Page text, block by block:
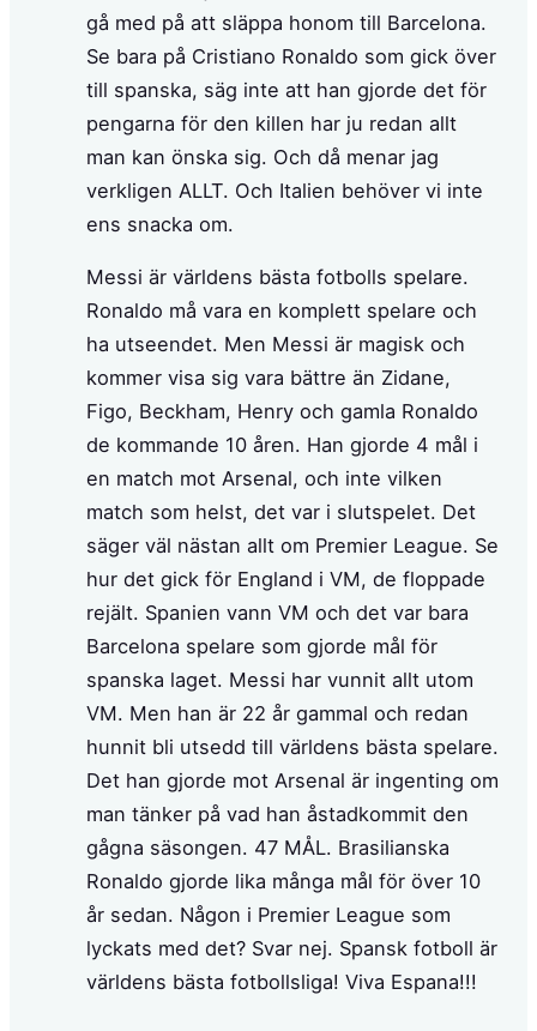
gå med på att släppa honom till Barcelona.
Se bara på Cristiano Ronaldo som gick över
till spanska, säg inte att han gjorde det för
pengarna för den killen har ju redan allt
man kan önska sig. Och då menar jag
verkligen ALLT. Och Italien behöver vi inte
ens snacka om.
Messi är världens bästa fotbolls spelare.
Ronaldo må vara en komplett spelare och
ha utseendet. Men Messi är magisk och
kommer visa sig vara bättre än Zidane,
Figo, Beckham, Henry och gamla Ronaldo
de kommande 10 åren. Han gjorde 4 mål i
en match mot Arsenal, och inte vilken
match som helst, det var i slutspelet. Det
säger väl nästan allt om Premier League. Se
hur det gick för England i VM, de floppade
rejält. Spanien vann VM och det var bara
Barcelona spelare som gjorde mål för
spanska laget. Messi har vunnit allt utom
VM. Men han är 22 år gammal och redan
hunnit bli utsedd till världens bästa spelare.
Det han gjorde mot Arsenal är ingenting om
man tänker på vad han åstadkommit den
gågna säsongen. 47 MÅL. Brasilianska
Ronaldo gjorde lika många mål för över 10
år sedan. Någon i Premier League som
lyckats med det? Svar nej. Spansk fotboll är
världens bästa fotbollsliga! Viva Espana!!!